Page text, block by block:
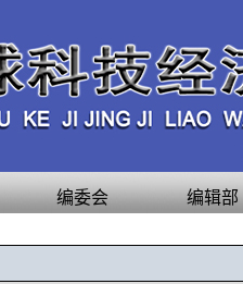
编委会 编辑部